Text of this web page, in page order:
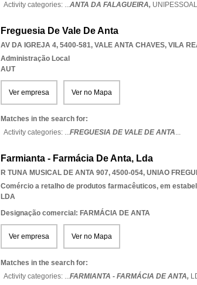
Activity categories: ...ANTA DA FALAGUEIRA, UNIPESSOAL
Freguesia De Vale De Anta
AV DA IGREJA 4, 5400-581, VALE ANTA CHAVES, VILA
Administração Local
AUT
Ver empresa Ver no Mapa
Matches in the search for:
Activity categories: ...FREGUESIA DE VALE DE ANTA...
Farmianta - Farmácia De Anta, Lda
R TUNA MUSICAL DE ANTA 907, 4500-054, UNIAO
Comércio a retalho de produtos farmacêuticos, em
LDA
Designação comercial: FARMÁCIA DE ANTA
Ver empresa Ver no Mapa
Matches in the search for:
Activity categories: ...FARMIANTA - FARMÁCIA DE ANTA,